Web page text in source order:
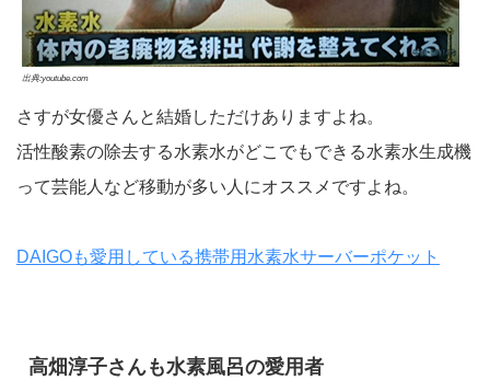
出典:youtube.com
さすが女優さんと結婚しただけありますよね。
活性酸素の除去する水素水がどこでもできる水素水生成機
って芸能人など移動が多い人にオススメですよね。
DAIGOも愛用している携帯用水素水サーバーポケット
高畑淳子さんも水素風呂の愛用者